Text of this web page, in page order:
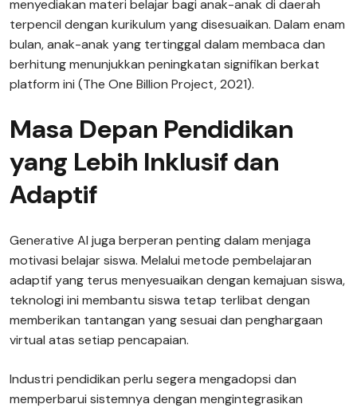
menyediakan materi belajar bagi anak-anak di daerah
terpencil dengan kurikulum yang disesuaikan. Dalam enam
bulan, anak-anak yang tertinggal dalam membaca dan
berhitung menunjukkan peningkatan signifikan berkat
platform ini (The One Billion Project, 2021).
Masa Depan Pendidikan
yang Lebih Inklusif dan
Adaptif
Generative AI juga berperan penting dalam menjaga
motivasi belajar siswa. Melalui metode pembelajaran
adaptif yang terus menyesuaikan dengan kemajuan siswa,
teknologi ini membantu siswa tetap terlibat dengan
memberikan tantangan yang sesuai dan penghargaan
virtual atas setiap pencapaian.
Industri pendidikan perlu segera mengadopsi dan
memperbarui sistemnya dengan mengintegrasikan